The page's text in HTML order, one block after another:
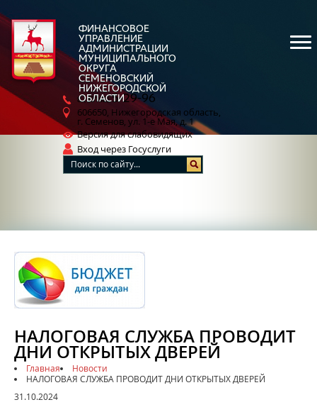
НАЛОГОВАЯ СЛУЖБА ПРОВОДИТ
ДНИ ОТКРЫТЫХ ДВЕРЕЙ
Главная
Новости
НАЛОГОВАЯ СЛУЖБА ПРОВОДИТ ДНИ ОТКРЫТЫХ ДВЕРЕЙ
31.10.2024
ФИНАНСОВОЕ
УПРАВЛЕНИЕ
АДМИНИСТРАЦИИ
МУНИЦИПАЛЬНОГО
ОКРУГА
СЕМЕНОВСКИЙ
НИЖЕГОРОДСКОЙ
ОБЛАСТИ
8 (83162)5-29-96
606650, Нижегородская область,
г. Семенов, ул. 1-е Мая, д. 1
Версия для слабовидящих
Вход через Госуслуги